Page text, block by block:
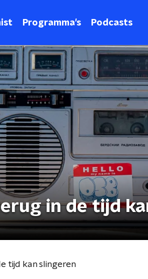
Programma's Podcasts
in de tijd
tijd kan slingeren